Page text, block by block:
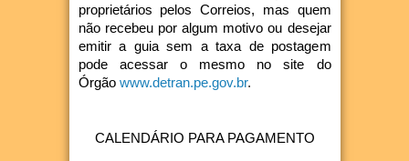
proprietários pelos Correios, mas quem
não recebeu por algum motivo ou desejar
emitir a guia sem a taxa de postagem
pode acessar o mesmo no site do
Órgão www.detran.pe.gov.br.
CALENDÁRIO PARA PAGAMENTO